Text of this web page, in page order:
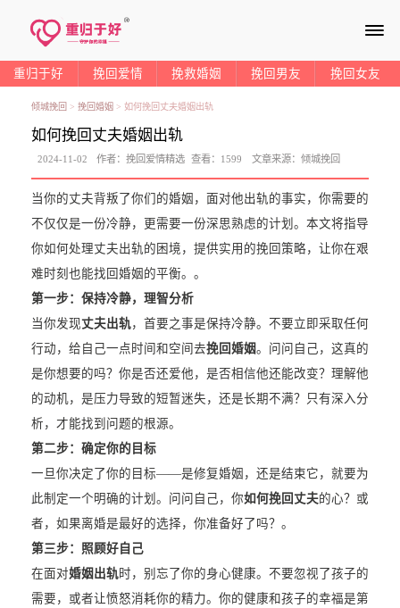
≡
重归于好 挽回爱情 挽救婚姻 挽回男友 挽回女友
倾城挽回 > 挽回婚姻 > 如何挽回丈夫婚姻出轨
如何挽回丈夫婚姻出轨
2024-11-02 作者：挽回爱情精选 查看： 1599 文章来源： 倾城挽回
当你的丈夫背叛了你们的婚姻，面对他出轨的事实，你需要的
不仅仅是一份冷静，更需要一份深思熟虑的计划。本文将指导
你如何处理丈夫出轨的困境，提供实用的挽回策略，让你在艰
难时刻也能找回婚姻的平衡。。
第一步：保持冷静，理智分析
当你发现丈夫出轨，首要之事是保持冷静。不要立即采取任何
行动，给自己一点时间和空间去挽回婚姻。问问自己，这真的
是你想要的吗？你是否还爱他，是否相信他还能改变？理解他
的动机，是压力导致的短暂迷失，还是长期不满？只有深入分
析，才能找到问题的根源。
第二步：确定你的目标
一旦你决定了你的目标——是修复婚姻，还是结束它，就要为
此制定一个明确的计划。问问自己，你如何挽回丈夫的心？或
者，如果离婚是最好的选择，你准备好了吗？。
第三步：照顾好自己
在面对婚姻出轨时，别忘了你的身心健康。不要忽视了孩子的
需要，或者让愤怒消耗你的精力。你的健康和孩子的幸福是第